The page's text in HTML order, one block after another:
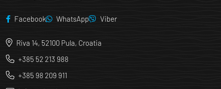
Facebook WhatsApp Viber
Riva 14, 52100 Pula, Croatia
+385 52 213 988
+385 98 209 911